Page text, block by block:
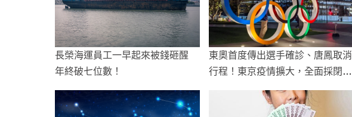
長榮海運員工一早起來被錢砸醒
年終破七位數！
東奧首度傳出選手確診、唐鳳取消
行程！東京疫情擴大，全面採閉門